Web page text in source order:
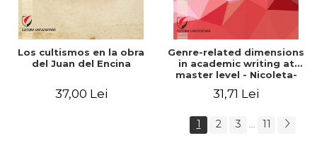
Los cultismos en la obra
del Juan del Encina
37,00 Lei
Genre-related dimensions
in academic writing at
master level - Nicoleta-
31,71 Lei
1 2 3 ... 11